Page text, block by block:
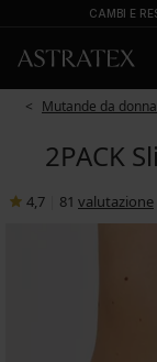
CAMBI E
Mutande da donna
2PACK
4,7 81 valutazione